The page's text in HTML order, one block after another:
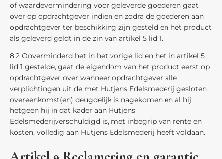
of waardevermindering voor geleverde goederen gaat
over op opdrachtgever indien en zodra de goederen aan
opdrachtgever ter beschikking zijn gesteld en het product
als geleverd geldt in de zin van artikel 5 lid 1.
8.2 Onverminderd het in het vorige lid en het in artikel 5
lid 1 gestelde, gaat de eigendom van het product eerst op
opdrachtgever over wanneer opdrachtgever alle
verplichtingen uit de met Hutjens Edelsmederij gesloten
overeenkomst(en) deugdelijk is nagekomen en al hij
hetgeen hij in dat kader aan Hutjens
Edelsmederijverschuldigd is, met inbegrip van rente en
kosten, volledig aan Hutjens Edelsmederij heeft voldaan.